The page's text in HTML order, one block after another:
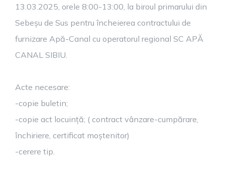
13.03.2025, orele 8:00-13:00, la biroul primarului din
Sebeșu de Sus pentru încheierea contractului de
furnizare Apă-Canal cu operatorul regional SC APĂ
CANAL SIBIU.
Acte necesare:
-copie buletin;
-copie act locuință; ( contract vânzare-cumpărare,
închiriere, certificat moștenitor)
-cerere tip.